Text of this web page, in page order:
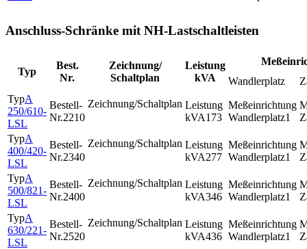
Anschluss-Schränke mit NH-Lastschaltleisten
Typ
Best.
Nr.
Zeichnung/
Schaltplan
Leistung
kVA
Wandlerplatz
A
250/610-
LSL
2210 173
1
A
400/420-
LSL
2340 277
1
A
500/821-
LSL
2400 346
1
A
630/221-
LSL
2520 436
1